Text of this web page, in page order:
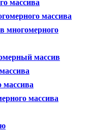
массива
массива
многомерного
массив
массива
массива